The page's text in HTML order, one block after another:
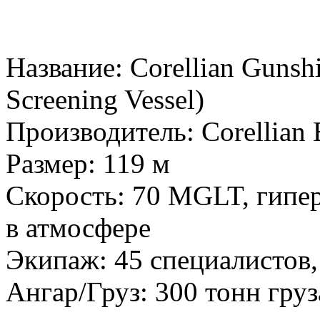
Название: Corellian
Screening Vessel)
Производитель:
Размер: 119 м
Скорость: 70 MGLT,
в атмосфере
Экипаж: 45
Ангар/Груз: 300 тонн